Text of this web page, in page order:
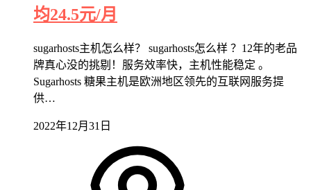
均24.5元/月
sugarhosts主机怎么样？ sugarhosts怎么样 ？12年的老品
牌真心没的挑剔！服务效率快，主机性能稳定 。
Sugarhosts 糖果主机是欧洲地区领先的互联网服务提
供…
2022年12月31日